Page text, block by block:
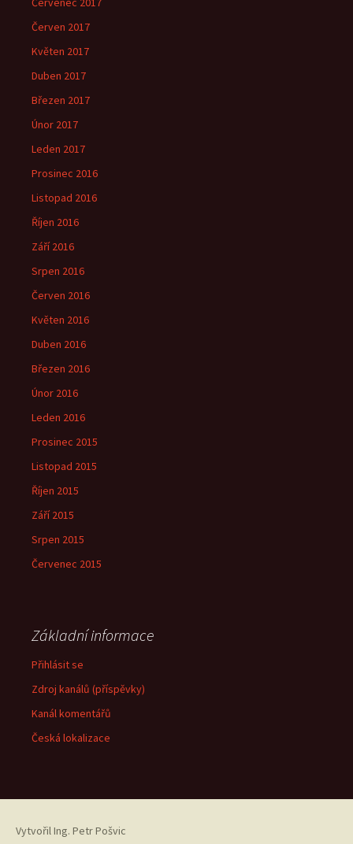
Červen 2017
Květen 2017
Duben 2017
Březen 2017
Únor 2017
Leden 2017
Prosinec 2016
Listopad 2016
Říjen 2016
Září 2016
Srpen 2016
Červen 2016
Květen 2016
Duben 2016
Březen 2016
Únor 2016
Leden 2016
Prosinec 2015
Listopad 2015
Říjen 2015
Září 2015
Srpen 2015
Červenec 2015
Základní informace
Přihlásit se
Zdroj kanálů (příspěvky)
Kanál komentářů
Česká lokalizace
VytvořilIng. Petr Pošvic